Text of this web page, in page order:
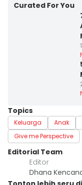
Curated For You
Topics
Keluarga Anak
Give me Perspective
Editorial Team
Editor
Dhana